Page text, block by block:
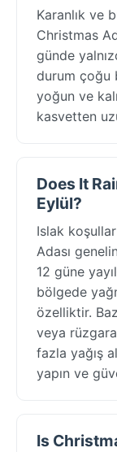
Karanlık ve
Christmas
günde
durum çoğu
yoğun ve
kasvetten
Does It
Eylül?
Islak
Adası
12 güne
bölgede
özelliktir.
veya
fazla yağış
yapın ve
Is